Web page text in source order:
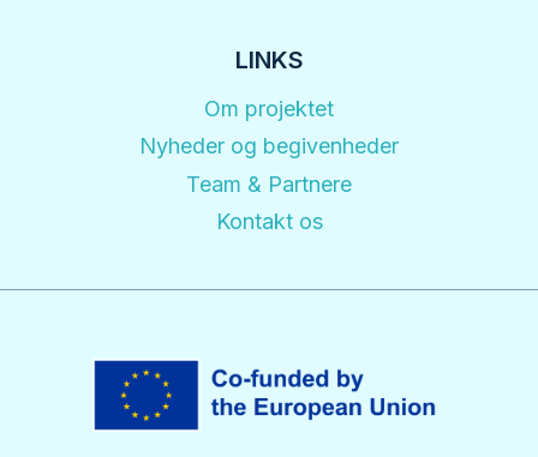
LINKS
Om projektet
Nyheder og begivenheder
Team & Partnere
Kontakt os